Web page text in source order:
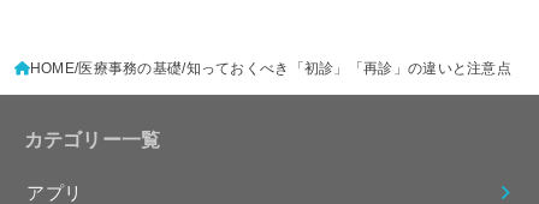
HOME 医療事務の基礎 知っておくべき「初診」「再診」の違いと注意点
カテゴリー一覧
アプリ